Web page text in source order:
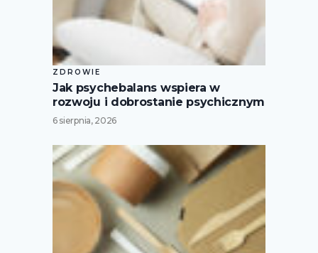
ZDROWIE
Jak psychebalans wspiera w
rozwoju i dobrostanie psychicznym
6 sierpnia, 2026